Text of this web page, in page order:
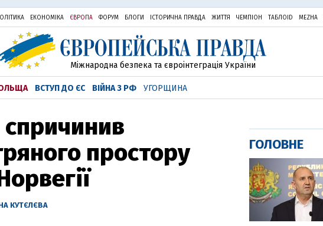
ЕКОНОМІКА ЄВРОПА ФОРУМ БЛОГИ ІСТОРИЧНА ПРАВДА ЖИТТЯ ЧЕМПІОН ТАБЛОID MEZHA
Міжнародна безпека та євроінтеграція України
ВСТУП ДО ЄС ВІЙНА З РФ УГОРЩИНА
спричинив
простору
КУТЄЛЄВА
ГОЛОВНЕ